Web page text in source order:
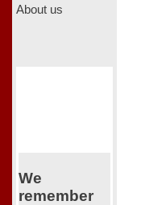
About us
We
remember